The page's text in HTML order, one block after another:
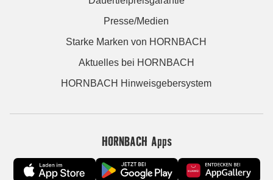
Presse/Medien
Starke Marken von HORNBACH
Aktuelles bei HORNBACH
HORNBACH Hinweisgebersystem
HORNBACH Apps